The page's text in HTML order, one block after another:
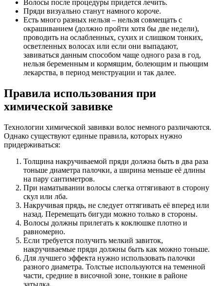
Волосы после процедуры придется лечить.
Пряди визуально станут намного короче.
Есть много разных нельзя – нельзя совмещать с
окрашиванием (должно пройти хотя бы две недели),
проводить на ослабленных, сухих и слишком тонких,
осветленных волосах или если они выпадают,
завиваться данным способом чаще одного раза в год,
нельзя беременным и кормящим, болеющим и пьющим
лекарства, в период менструации и так далее.
Правила использования при
химической завивке
Технологии химической завивки волос немного различаются.
Однако существуют единые правила, которых нужно
придерживаться:
Толщина накручиваемой пряди должна быть в два раза
тоньше диаметра палочки, а ширина меньше её длины
на пару сантиметров.
При наматывании волосы слегка оттягивают в сторону
скул или лба.
Накручивая прядь, не следует оттягивать её вперед или
назад. Перемещать бигуди можно только в стороны.
Волосы должны прилегать к коклюшке плотно и
равномерно.
Если требуется получить мелкий завиток,
накручиваемые пряди должны быть как можно тоньше.
Для лучшего эффекта нужно использовать палочки
разного диаметра. Толстые используются на теменной
части, средние в височной зоне, тонкие в районе
затылка.